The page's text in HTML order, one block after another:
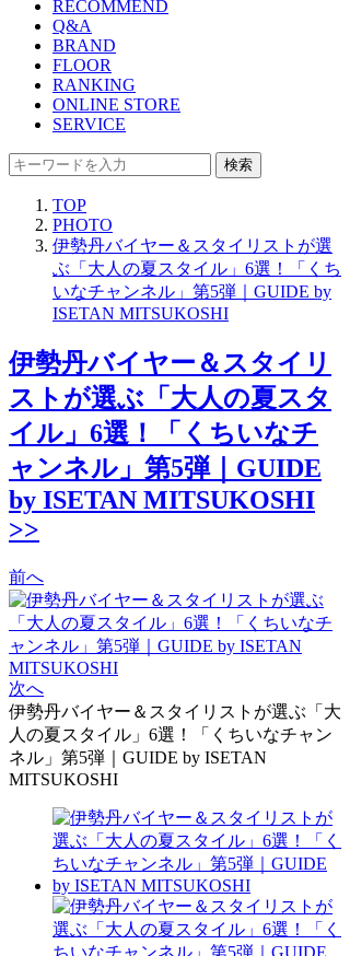
RECOMMEND
Q&A
BRAND
FLOOR
RANKING
ONLINE STORE
SERVICE
検索
TOP
PHOTO
伊勢丹バイヤー＆スタイリストが選
ぶ「大人の夏スタイル」6選！「くち
いなチャンネル」第5弾｜GUIDE by
ISETAN MITSUKOSHI
伊勢丹バイヤー＆スタイリ
ストが選ぶ「大人の夏スタ
イル」6選！「くちいなチ
ャンネル」第5弾｜GUIDE
by ISETAN MITSUKOSHI
>>
前へ
次へ
伊勢丹バイヤー＆スタイリストが選ぶ「大
人の夏スタイル」6選！「くちいなチャン
ネル」第5弾｜GUIDE by ISETAN
MITSUKOSHI